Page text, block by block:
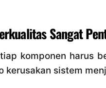
Sangat
komponen harus
sistem